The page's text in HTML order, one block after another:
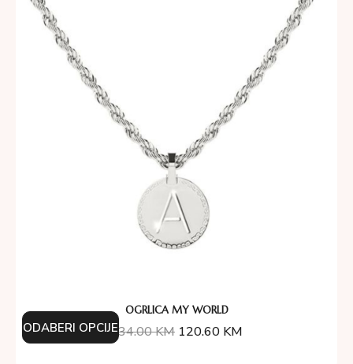
OGRLICA MY WORLD
134.00KM 120.60 KM
ODABERI OPCIJE